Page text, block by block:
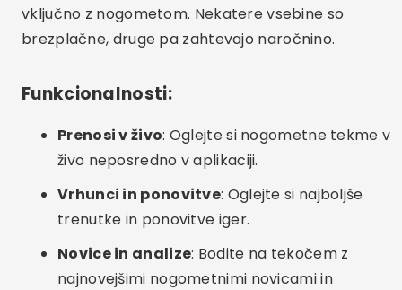
vključno z nogometom. Nekatere vsebine so
brezplačne, druge pa zahtevajo naročnino.
Funkcionalnosti:
Prenosi v živo: Oglejte si nogometne tekme v
živo neposredno v aplikaciji.
Vrhunci in ponovitve: Oglejte si najboljše
trenutke in ponovitve iger.
Novice in analize: Bodite na tekočem z
najnovejšimi nogometnimi novicami in